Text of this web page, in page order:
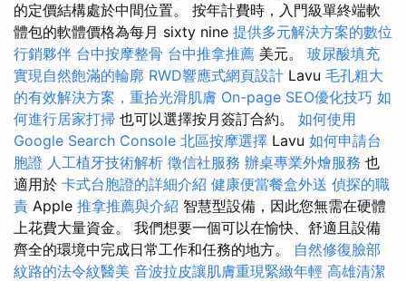
的定價結構處於中間位置。 按年計費時，入門級單終端軟
體包的軟體價格為每月 sixty nine 提供多元解決方案的數位
行銷夥伴 台中按摩整骨 台中推拿推薦 美元。 玻尿酸填充
實現自然飽滿的輪廓 RWD響應式網頁設計 Lavu 毛孔粗大
的有效解決方案，重拾光滑肌膚 On-page SEO優化技巧 如
何進行居家打掃 也可以選擇按月簽訂合約。 如何使用
Google Search Console 北區按摩選擇 Lavu 如何申請台
胞證 人工植牙技術解析 徵信社服務 辦桌專業外燴服務 也
適用於 卡式台胞證的詳細介紹 健康便當餐盒外送 偵探的職
責 Apple 推拿推薦與介紹 智慧型設備，因此您無需在硬體
上花費大量資金。 我們想要一個可以在愉快、舒適且設備
齊全的環境中完成日常工作和任務的地方。 自然修復臉部
紋路的法令紋醫美 音波拉皮讓肌膚重現緊緻年輕 高雄清潔